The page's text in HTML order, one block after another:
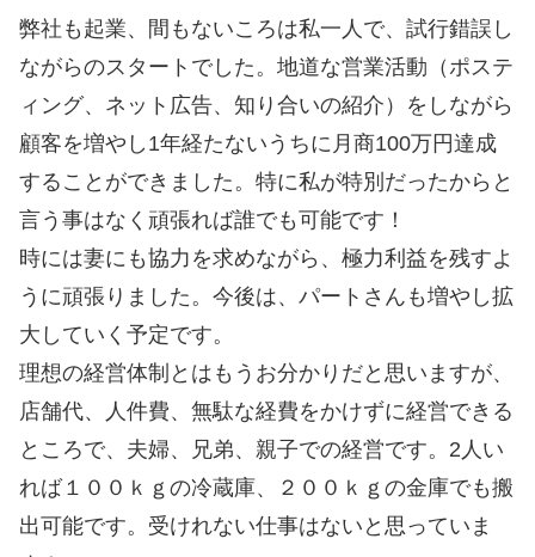
弊社も起業、間もないころは私一人で、試行錯誤し
ながらのスタートでした。地道な営業活動（ポステ
ィング、ネット広告、知り合いの紹介）をしながら
顧客を増やし1年経たないうちに月商100万円達成
することができました。特に私が特別だったからと
言う事はなく頑張れば誰でも可能です！
時には妻にも協力を求めながら、極力利益を残すよ
うに頑張りました。今後は、パートさんも増やし拡
大していく予定です。
理想の経営体制とはもうお分かりだと思いますが、
店舗代、人件費、無駄な経費をかけずに経営できる
ところで、夫婦、兄弟、親子での経営です。2人い
れば１００ｋｇの冷蔵庫、２００ｋｇの金庫でも搬
出可能です。受けれない仕事はないと思っていま